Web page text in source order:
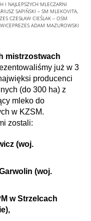
I NAJLEPSZYCH MLECZARNI
SAPIŃSKI – SM MLEKOVITA,
CZESŁAW CIEŚLAK – OSM
ADAM MAZUROWSKI
mistrzostwach
już w 3
producenci
(do 300 ha) z
mleko do
w KZSM.
zostali:
(woj.
(woj.
w Strzelcach